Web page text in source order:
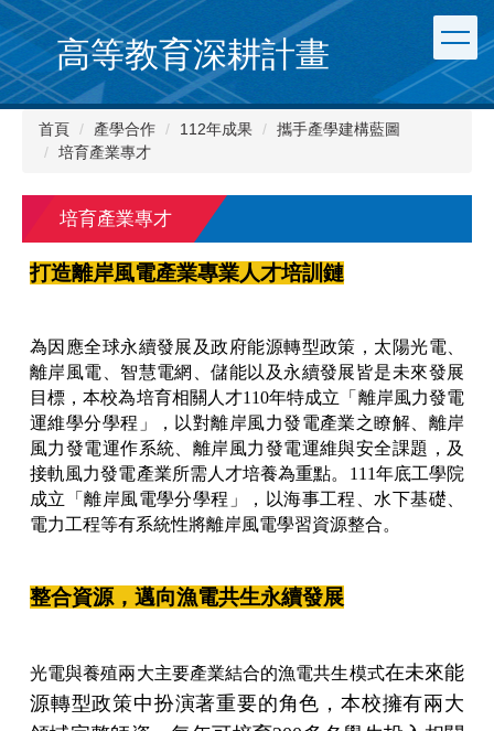
跳
到
主
要
內
高等教育深耕計畫
首頁 產學合作 112年成果
攜手產學建構藍圖
培育產業專才
培育產業專才
打造離岸風電產業專業人才培訓鏈
為因應全球永續發展及政府能源轉型政策，太陽光電、
離岸風電、智慧電網、儲能以及永續發展皆是未來發展
目標，本校為培育相關人才110年特成立「離岸風力發電
運維學分學程」，以對離岸風力發電產業之瞭解、離岸
風力發電運作系統、離岸風力發電運維與安全課題，及
接軌風力發電產業所需人才培養為重點。111年底工學院
成立「離岸風電學分學程」，以海事工程、水下基礎、
電力工程等有系統性將離岸風電學習資源整合。
整合資源，邁向漁電共生永續發展
光電與養殖兩大主要產業結合的漁電共生模式在未來能
源轉型政策中扮演著重要的角色， 本校擁有兩大